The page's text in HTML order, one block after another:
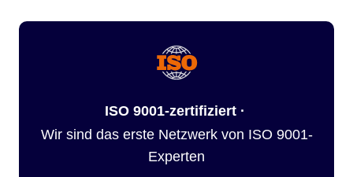
ISO 9001-zertifiziert ·
Wir sind das erste Netzwerk von ISO 9001-
Experten